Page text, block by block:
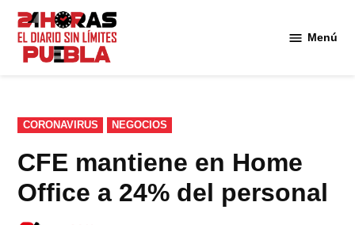
Saltar
contenido
Menú
PUBLICADO
EN
CORONAVIRUS NEGOCIOS
CFE mantiene en Home
Office a 24% del personal